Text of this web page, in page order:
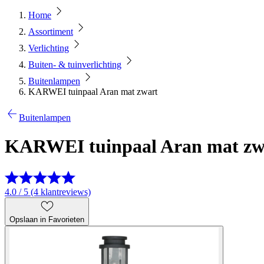
Home
Assortiment
Verlichting
Buiten- & tuinverlichting
Buitenlampen
KARWEI tuinpaal Aran mat zwart
Buitenlampen
KARWEI tuinpaal Aran mat
4.0 / 5 (4 klantreviews)
Opslaan in Favorieten